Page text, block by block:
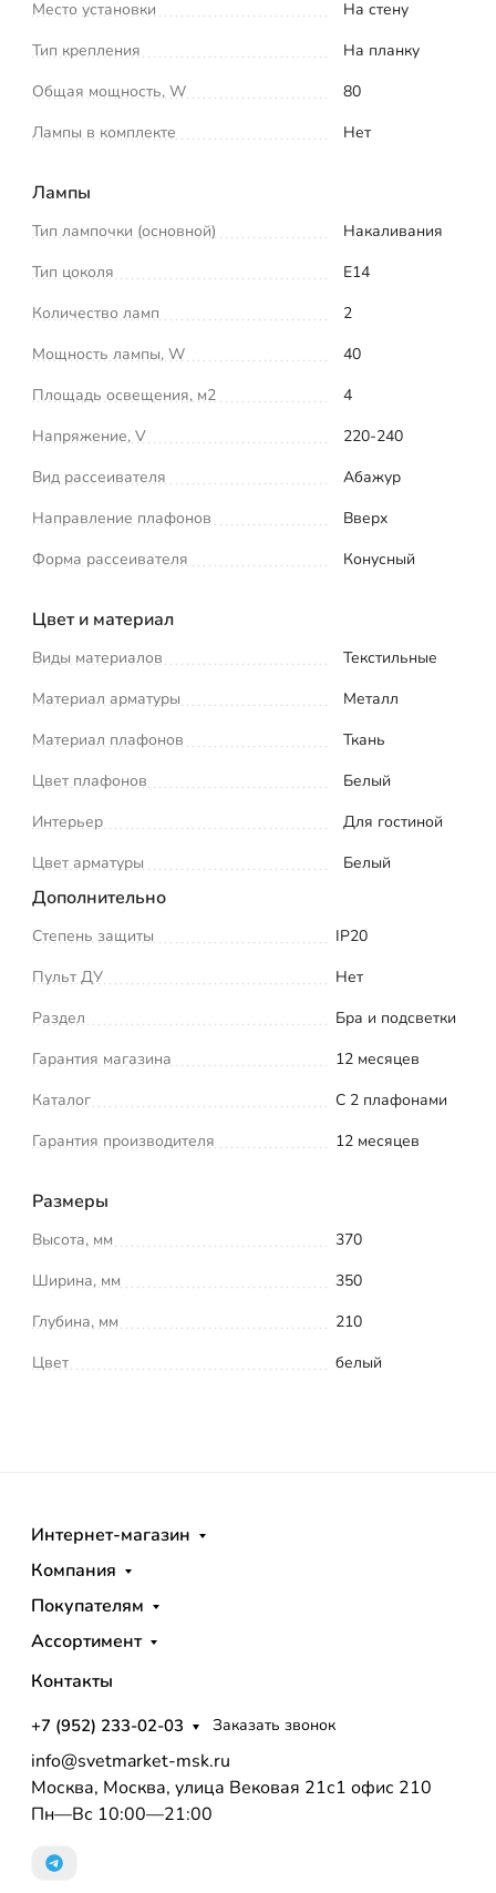
Место установки
На стену
Тип крепления
На планку
Общая мощность, W
80
Лампы в комплекте
Нет
Лампы
Тип лампочки (основной)
Накаливания
Тип цоколя
E14
Количество ламп
2
Мощность лампы, W
40
Площадь освещения, м2
4
Напряжение, V
220-240
Вид рассеивателя
Абажур
Направление плафонов
Вверх
Форма рассеивателя
Конусный
Цвет и материал
Виды материалов
Текстильные
Материал арматуры
Металл
Материал плафонов
Ткань
Цвет плафонов
Белый
Интерьер
Для гостиной
Цвет арматуры
Белый
Дополнительно
Степень защиты
IP20
Пульт ДУ
Нет
Раздел
Бра и подсветки
Гарантия магазина
12 месяцев
Каталог
С 2 плафонами
Гарантия производителя
12 месяцев
Размеры
Высота, мм
370
Ширина, мм
350
Глубина, мм
210
Цвет
белый
Интернет-магазин
Компания
Покупателям
Ассортимент
Контакты
+7 (952) 233-02-03 Заказать звонок
info@svetmarket-msk.ru
Москва, Москва, улица Вековая 21с1 офис 210
Пн—Вс 10:00—21:00